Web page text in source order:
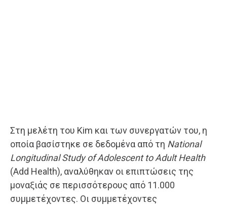
Στη μελέτη του Kim και των συνεργατών του, η
οποία βασίστηκε σε δεδομένα από τη National
Longitudinal Study of Adolescent to Adult Health
(Add Health), αναλύθηκαν οι επιπτώσεις της
μοναξιάς σε περισσότερους από 11.000
συμμετέχοντες. Οι συμμετέχοντες